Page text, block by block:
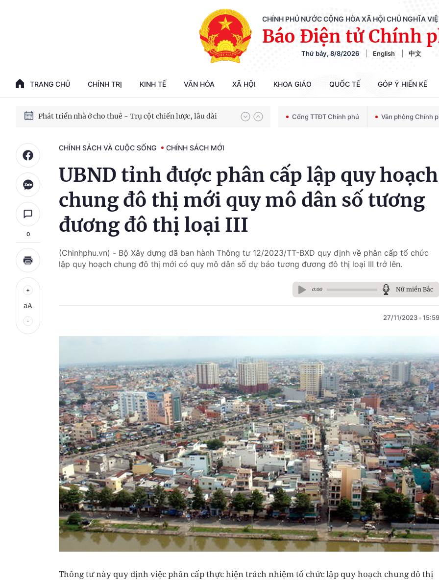
CHÍNH PHỦ NƯỚC CỘNG HÒA XÃ HỘI CHỦ NGHĨA
Báo Điện tử Chính
Thứ bảy, 8/8/2026 English 中文
TRANG CHỦ CHÍNH TRỊ KINH TẾ VĂN HÓA XÃ HỘI KHOA GIÁO QUỐC TẾ GÓP Ý HIẾN KẾ
Phát triển kinh tế nhà nước trong kỷ nguyên mới
Chiến dịch 500 ngày đêm tìm kiếm, quy tập và xác định danh tính hài cốt liệt sĩ
Bảo vệ nền tảng tư tưởng của Đảng trong kỷ nguyên phát triển mới
Phát triển nhà ở cho thuê - Trụ cột chiến lược, lâu dài Cổng TTĐT Chính phủ Văn phòng Chính
0
aA
CHÍNH SÁCH VÀ CUỘC SỐNG CHÍNH SÁCH MỚI
UBND tỉnh được phân cấp lập quy hoạch
chung đô thị mới quy mô dân số tương
đương đô thị loại III
(Chinhphu.vn) - Bộ Xây dựng đã ban hành Thông tư 12/2023/TT-BXD quy định về phân cấp tổ chức
lập quy hoạch chung đô thị mới có quy mô dân số dự báo tương đương đô thị loại III trở lên.
0:00 Nữ miền Bắc
27/11/2023 15:59
Thông tư này quy định việc phân cấp thực hiện trách nhiệm tổ chức lập quy hoạch chung đô thị